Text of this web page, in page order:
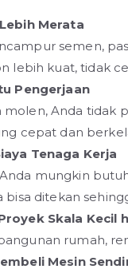
Merata
semen,
lebih kuat, tidak
Pengerjaan
molen, Anda tidak
cepat dan
Tenaga Kerja
mungkin
bisa ditekan
Skala Kecil
rumah,
Mesin